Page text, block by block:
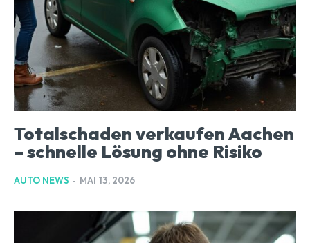
Totalschaden verkaufen Aachen
– schnelle Lösung ohne Risiko
AUTO NEWS - MAI 13, 2026